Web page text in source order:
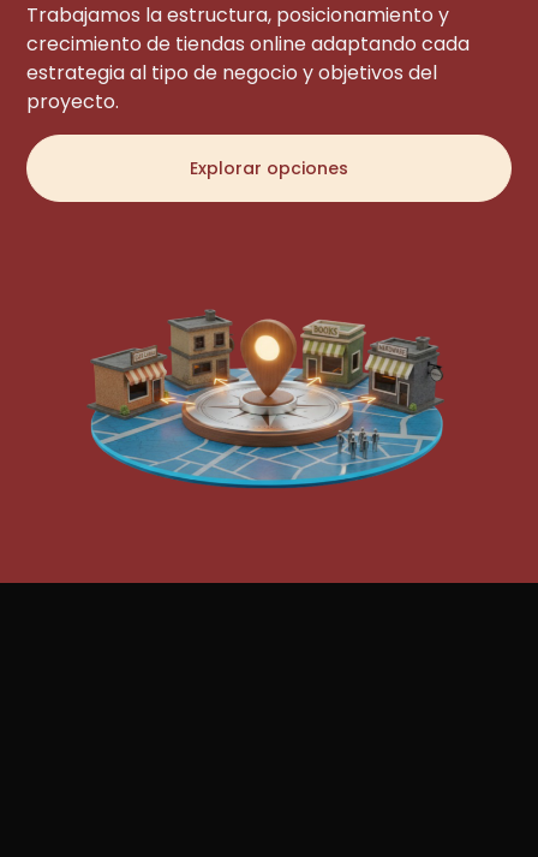
Trabajamos la estructura, posicionamiento y
crecimiento de tiendas online adaptando cada
estrategia al tipo de negocio y objetivos del
proyecto.
Explorar opciones